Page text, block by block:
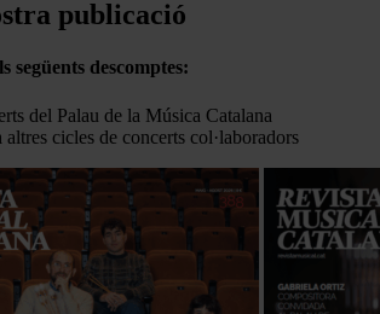
publicació
següents descomptes:
del Palau de la Música Catalana
altres cicles de concerts col·laboradors